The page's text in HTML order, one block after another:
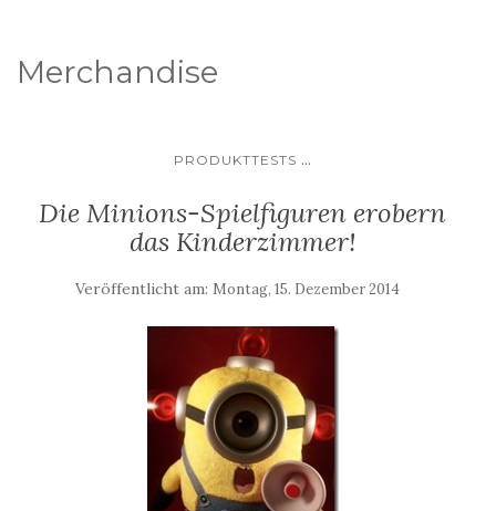
Merchandise
PRODUKTTESTS ...
Die Minions-Spielfiguren erobern
das Kinderzimmer!
Veröffentlicht am: Montag, 15. Dezember 2014